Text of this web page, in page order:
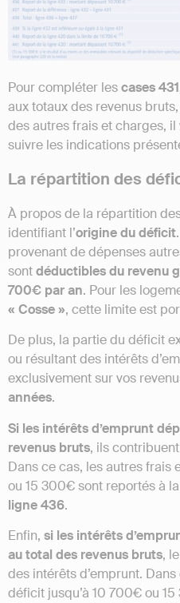
Pour compléter lescases
aux totaux des revenus
des autres frais et charges,
suivre les indications
La répartition des
À propos de la répartition
identifiant l’origine du déficit
provenant de dépenses
sontdéductibles du revenu
700€ par an. Pour les
« Cosse », cette limite est
De plus, la partie du déficit
ou résultant des intérêts
exclusivement sur vos
années.
Si les intérêts d’emprunt
revenus bruts, ils
Dans ce cas, les autres frais
ou 15 300€ sont reportés à la
ligne 436.
Enfin, si les intérêts
au total des revenus bruts,
des intérêts d’emprunt.
déficit jusqu’à 10 700€ ou